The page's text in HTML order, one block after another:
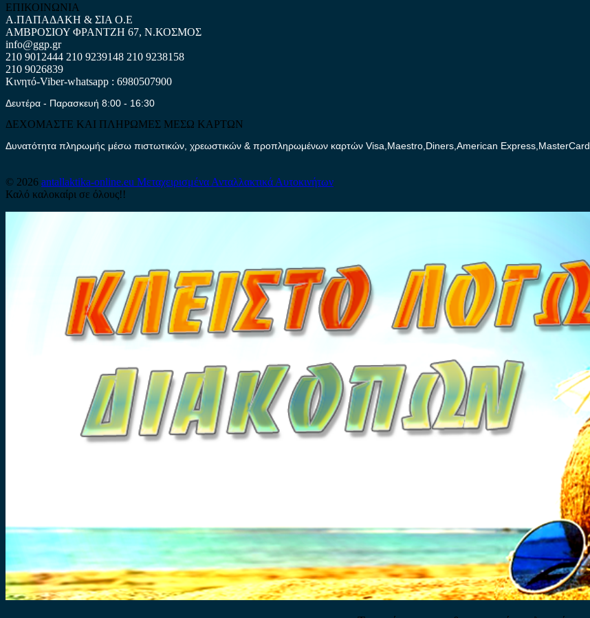
ΕΠΙΚΟΙΝΩΝΙΑ
Α.ΠΑΠΑΔΑΚΗ & ΣΙΑ Ο.Ε
ΑΜΒΡΟΣΙΟΥ ΦΡΑΝΤΖΗ 67, Ν.ΚΟΣΜΟΣ
info@ggp.gr
210 9012444 210 9239148 210 9238158
210 9026839
Κινητό-Viber-whatsapp : 6980507900
Δευτέρα - Παρασκευή 8:00 - 16:30
ΔΕΧΟΜΑΣΤΕ ΚΑΙ ΠΛΗΡΩΜΕΣ ΜΕΣΩ ΚΑΡΤΩΝ
Δυνατότητα πληρωμής μέσω πιστωτικών, χρεωστικών & προπληρωμένων καρτών Visa,Maestro,Diners,American Express,MasterCard.
© 2026 antallaktika-online.eu Μεταχειρισμένα Ανταλλακτικά Αυτοκινήτων
Καλό καλοκαίρι σε όλους!!